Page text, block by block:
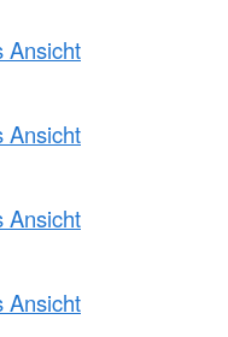
Ansicht
Ansicht
Ansicht
Ansicht